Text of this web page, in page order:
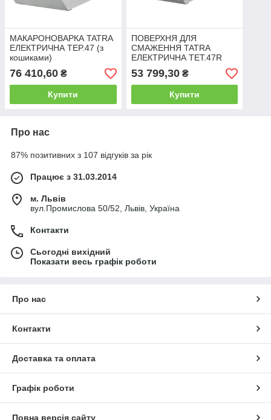
МАКАРОНОВАРКА TATRA
ЕЛЕКТРИЧНА TEP.47 (з
кошиками)
76 410,60 ₴
Купити
ПОВЕРХНЯ ДЛЯ
СМАЖЕННЯ TATRA
ЕЛЕКТРИЧНА TET.47R
400 ММ (РЕБРО)*
53 799,30₴
Купити
Про нас
87% позитивних з 107 відгуків за рік
Працює з 31.03.2014
м. Львів
вул.Промислова 50/52, Львів, Україна
Контакти
Сьогодні вихідний
Показати весь графік роботи
Про нас
Контакти
Доставка та оплата
Графік роботи
Повна версія сайту